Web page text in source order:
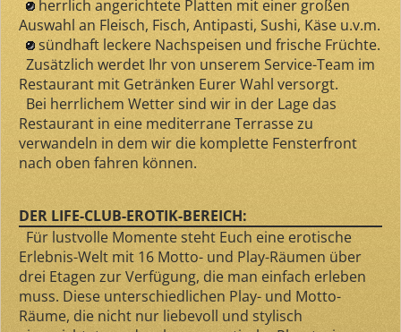
herrlich angerichtete Platten mit einer großen
Auswahl an Fleisch, Fisch, Antipasti, Sushi, Käse u.v.m.
sündhaft leckere Nachspeisen und frische Früchte.
Zusätzlich werdet Ihr von unserem Service-Team im
Restaurant mit Getränken Eurer Wahl versorgt.
Bei herrlichem Wetter sind wir in der Lage das
Restaurant in eine mediterrane Terrasse zu
verwandeln in dem wir die komplette Fensterfront
nach oben fahren können.
DER LIFE-CLUB-EROTIK-BEREICH:
Für lustvolle Momente steht Euch eine erotische
Erlebnis-Welt mit 16 Motto- und Play-Räumen über
drei Etagen zur Verfügung, die man einfach erleben
muss. Diese unterschiedlichen Play- und Motto-
Räume, die nicht nur liebevoll und stylisch